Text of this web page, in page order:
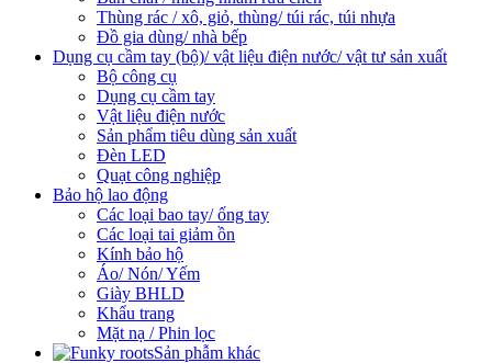
Thùng rác / xô, giỏ, thùng/ túi rác, túi nhựa
Đồ gia dùng/ nhà bếp
Dụng cụ cầm tay (bộ)/ vật liệu điện nước/ vật tư sản xuất
Bộ công cụ
Dụng cụ cầm tay
Vật liệu điện nước
Sản phẩm tiêu dùng sản xuất
Đèn LED
Quạt công nghiệp
Bảo hộ lao động
Các loại bao tay/ ống tay
Các loại tai giảm ồn
Kính bảo hộ
Áo/ Nón/ Yếm
Giày BHLD
Khẩu trang
Mặt nạ / Phin lọc
Sản phẫm khác